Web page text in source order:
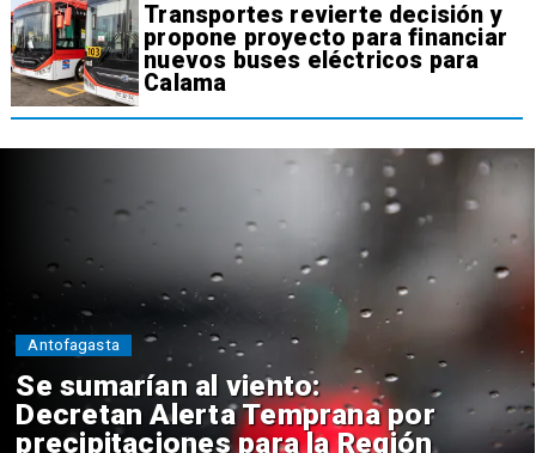
Transportes revierte decisión y
propone proyecto para financiar
nuevos buses eléctricos para
Calama
Se sumarían al viento:
Decretan Alerta Temprana por
precipitaciones para la Región
Antofagasta